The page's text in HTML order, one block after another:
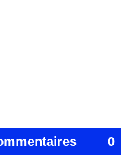
0